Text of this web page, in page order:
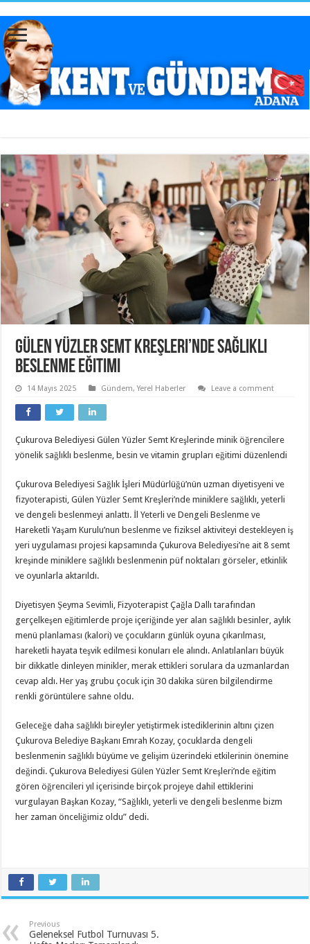
Gülen Yüzler Semt Kreşleri’nde sağlıklı
beslenme eğitimi
14 Mayıs 2025 Gündem,Yerel Haberler Leave a comment
Çukurova Belediyesi Gülen Yüzler Semt Kreşlerinde minik öğrencilere
yönelik sağlıklı beslenme, besin ve vitamin grupları eğitimi düzenlendi
Çukurova Belediyesi Sağlık İşleri Müdürlüğü’nün uzman diyetisyeni ve
fizyoterapisti, Gülen Yüzler Semt Kreşleri’nde miniklere sağlıklı, yeterli
ve dengeli beslenmeyi anlattı. İl Yeterli ve Dengeli Beslenme ve
Hareketli Yaşam Kurulu’nun beslenme ve fiziksel aktiviteyi destekleyen iş
yeri uygulaması projesi kapsamında Çukurova Belediyesi’ne ait 8 semt
kreşinde miniklere sağlıklı beslenmenin püf noktaları görseler, etkinlik
ve oyunlarla aktarıldı.
Diyetisyen Şeyma Sevimli, Fizyoterapist Çağla Dallı tarafından
gerçelkeşen eğitimlerde proje içeriğinde yer alan sağlıklı besinler, aylık
menü planlaması (kalori) ve çocukların günlük oyuna çıkarılması,
hareketli hayata teşvik edilmesi konuları ele alındı. Anlatılanları büyük
bir dikkatle dinleyen minikler, merak ettikleri sorulara da uzmanlardan
cevap aldı. Her yaş grubu çocuk için 30 dakika süren bilgilendirme
renkli görüntülere sahne oldu.
Geleceğe daha sağlıklı bireyler yetiştirmek istediklerinin altını çizen
Çukurova Belediye Başkanı Emrah Kozay, çocuklarda dengeli
beslenmenin sağlıklı büyüme ve gelişim üzerindeki etkilerinin önemine
değindi. Çukurova Belediyesi Gülen Yüzler Semt Kreşleri’nde eğitim
gören öğrencileri yıl içerisinde birçok projeye dahil ettiklerini
vurgulayan Başkan Kozay, “Sağlıklı, yeterli ve dengeli beslenme bizm
her zaman önceliğimiz oldu” dedi.
Previous
Geleneksel Futbol Turnuvası 5.